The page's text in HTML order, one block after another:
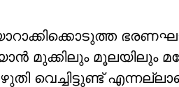
മുക്കിലും മൂലയിലും
വെച്ചിട്ടുണ്ട്